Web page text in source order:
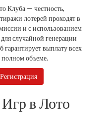
Клуба — честность,
лотерей проходят в
и с использованием
случайной генерации
выплату всех
объеме.
Регистрация
в Лото